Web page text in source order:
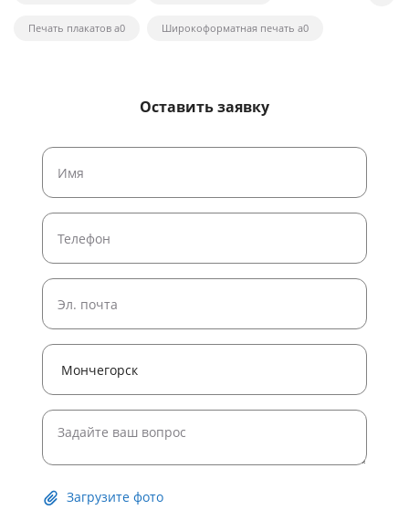
Печать плакатов а0 Широкоформатная печать а0
Широкоформатная печать наклеек
Широкоформатная печать постеров
Широкоформатная печать рулонами
Печать плакатов формата A4
Печать плакатов и постеров
Печать черно белых постеров
Печать плакатов формата A1
Печать плакатов формата A0
Печать постера 50 на 50 на заказ
Печать постеров на холсте
Оставить заявку
Загрузите фото